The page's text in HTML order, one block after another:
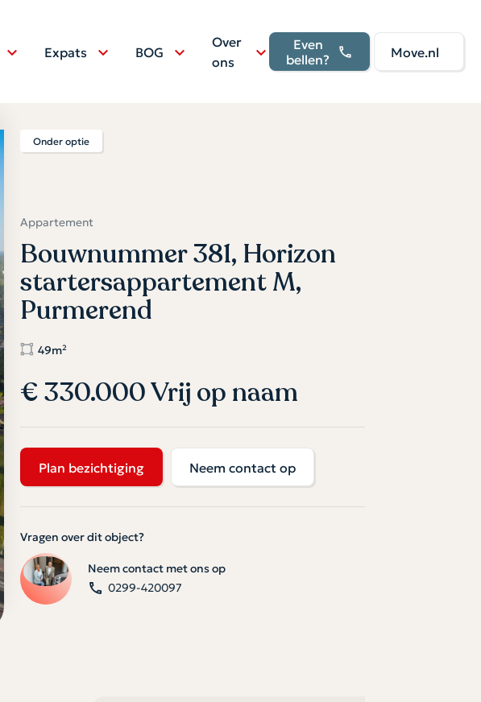
Expats BOG
Over
ons
Even
bellen? Move.nl
Onder optie
Appartement
Bouwnummer 381, Horizon
startersappartement M,
Purmerend
49m²
€ 330.000 Vrij op naam
Plan bezichtiging Neem contact op
Vragen over dit object?
Neem contact met ons op
0299-420097